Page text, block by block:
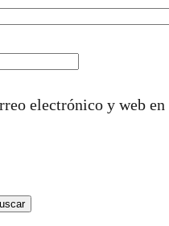
electrónico y web